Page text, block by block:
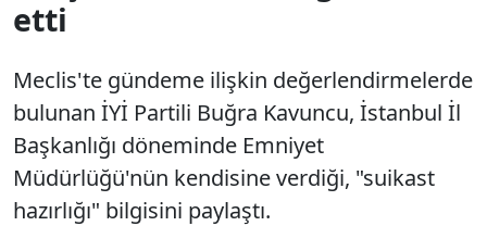
etti
Meclis'te gündeme ilişkin değerlendirmelerde
bulunan İYİ Partili Buğra Kavuncu, İstanbul İl
Başkanlığı döneminde Emniyet
Müdürlüğü'nün kendisine verdiği, "suikast
hazırlığı" bilgisini paylaştı.